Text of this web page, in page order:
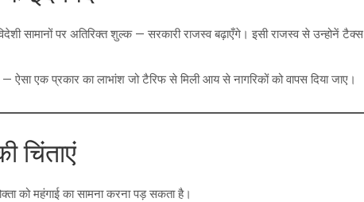
सामानों पर अतिरिक्त शुल्क — सरकारी राजस्व बढ़ाएँगे। इसी राजस्व से उन्होनें टैक्स
ऐसा एक प्रकार का लाभांश जो टैरिफ से मिली आय से नागरिकों को वापस दिया जाए।
चिंताएं
को महंगाई का सामना करना पड़ सकता है।